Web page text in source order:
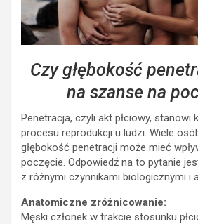
Czy głębokość
na szanse na
Penetracja, czyli akt płciowy, stanowi
procesu reprodukcji u ludzi. Wiele
głębokość penetracji może mieć
poczęcie. Odpowiedź na to pytanie
z różnymi czynnikami biologicznymi i
Anatomiczne zróżnicowanie:
Męski członek w trakcie stosunku